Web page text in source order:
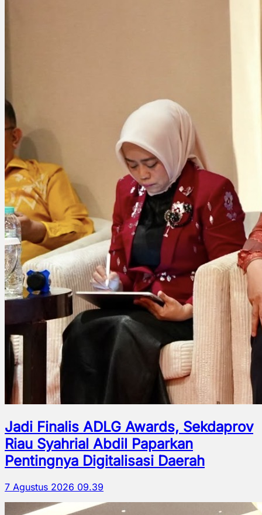
Jadi Finalis ADLG Awards, Sekdaprov
Riau Syahrial Abdil Paparkan
Pentingnya Digitalisasi Daerah
7 Agustus 2026 09.39